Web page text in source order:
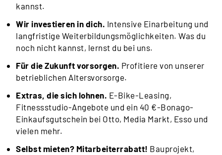
kannst.
Wir investieren in dich. Intensive Einarbeitung und
langfristige Weiterbildungsmöglichkeiten. Was du
noch nicht kannst, lernst du bei uns.
Für die Zukunft vorsorgen. Profitiere von unserer
betrieblichen Altersvorsorge.
Extras, die sich lohnen. E-Bike-Leasing,
Fitnessstudio-Angebote und ein 40 €-Bonago-
Einkaufsgutschein bei Otto, Media Markt, Esso und
vielen mehr.
Selbst mieten? Mitarbeiterrabatt! Bauprojekt,